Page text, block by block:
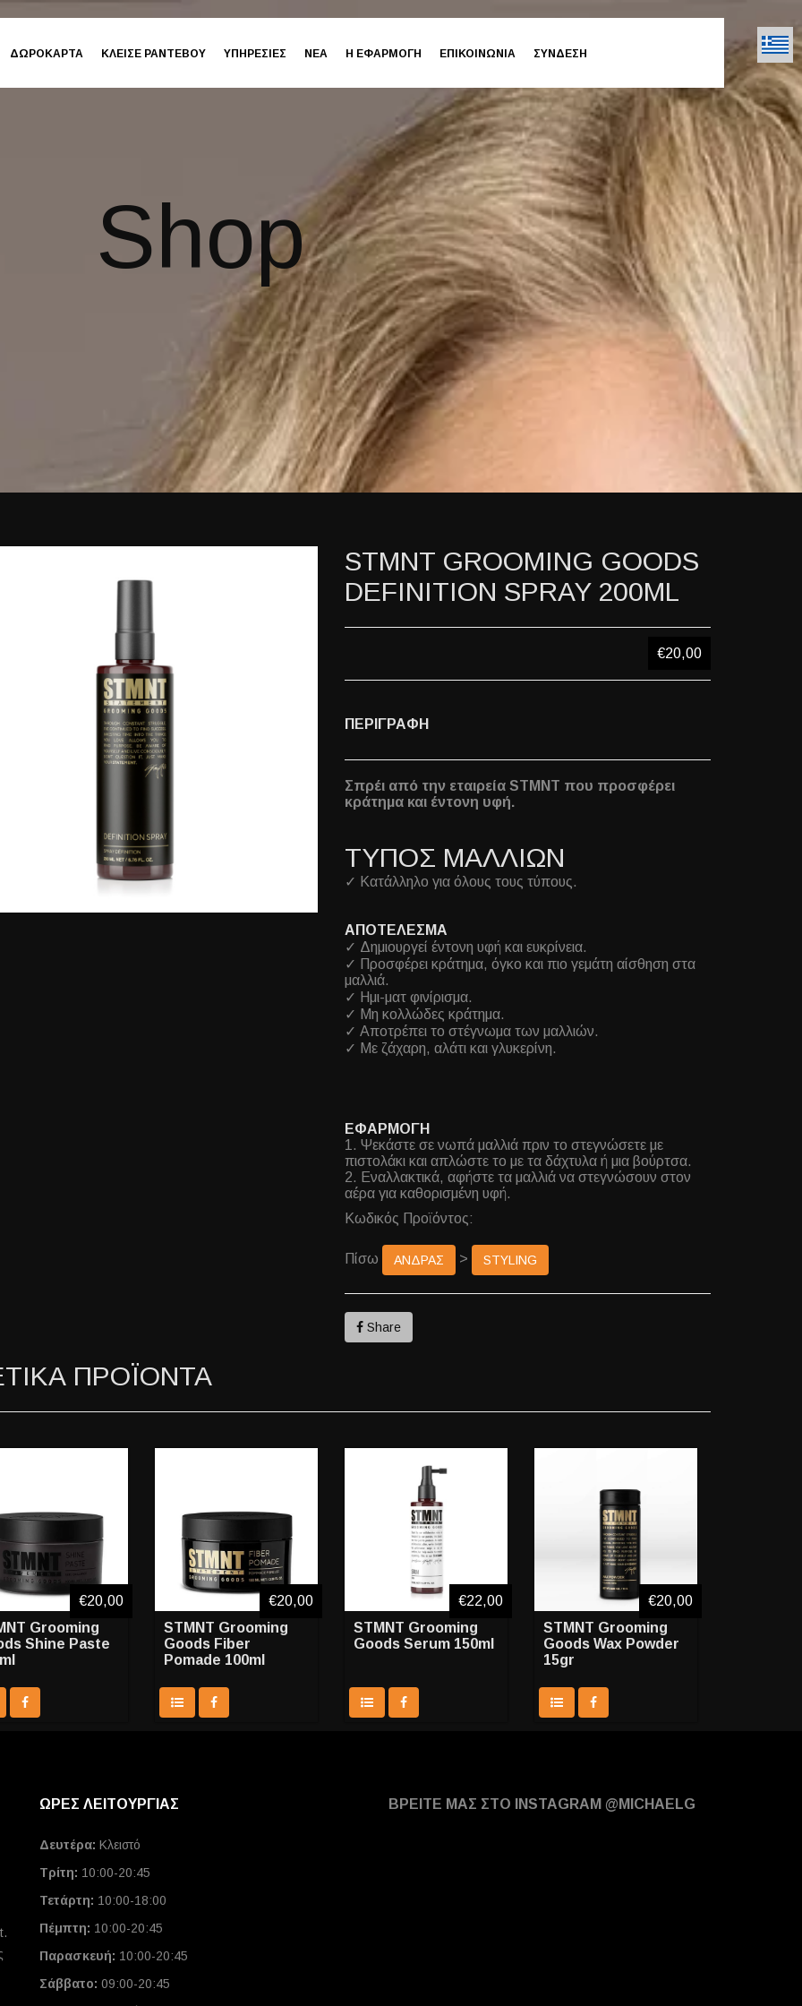
ΔΩΡΟΚΑΡΤΑ ΚΛΕΙΣΕ ΡΑΝΤΕΒΟΥ ΥΠΗΡΕΣΙΕΣ ΝΕΑ Η ΕΦΑΡΜΟΓΗ ΕΠΙΚΟΙΝΩΝΙΑ ΣΥΝΔΕΣΗ
Shop
STMNT GROOMING GOODS
DEFINITION SPRAY 200ML
€20,00
ΠΕΡΙΓΡΑΦΗ
Σπρέι από την εταιρεία STMNT που προσφέρει
κράτημα και έντονη υφή.
ΤΥΠΟΣ ΜΑΛΛΙΩΝ
✓ Κατάλληλο για όλους τους τύπους.
ΑΠΟΤΕΛΕΣΜΑ
✓ Δημιουργεί έντονη υφή και ευκρίνεια.
✓ Προσφέρει κράτημα, όγκο και πιο γεμάτη αίσθηση στα
μαλλιά.
✓ Ημι-ματ φινίρισμα.
✓ Μη κολλώδες κράτημα.
✓ Αποτρέπει το στέγνωμα των μαλλιών.
✓ Με ζάχαρη, αλάτι και γλυκερίνη.
ΕΦΑΡΜΟΓΗ
1. Ψεκάστε σε νωπά μαλλιά πριν το στεγνώσετε με
πιστολάκι και απλώστε το με τα δάχτυλα ή μια βούρτσα.
2. Εναλλακτικά, αφήστε τα μαλλιά να στεγνώσουν στον
αέρα για καθορισμένη υφή.
Κωδικός Προϊόντος:
Πίσω ΑΝΔΡΑΣ > STYLING
Share
ΠΡΟΪΟΝΤΑ
Grooming
Shine Paste
€20,00
STMNT Grooming
Goods Fiber
Pomade 100ml
€20,00
STMNT Grooming
Goods Serum 150ml
€22,00
STMNT Grooming
Goods Wax Powder
15gr
€20,00
ΩΡΕΣ ΛΕΙΤΟΥΡΓΙΑΣ
Δευτέρα: Κλειστό
Τρίτη: 10:00-20:45
Τετάρτη: 10:00-18:00
Πέμπτη: 10:00-20:45
Παρασκευή: 10:00-20:45
Σάββατο: 09:00-20:45
ΒΡΕΙΤΕ ΜΑΣ ΣΤΟ INSTAGRAM @MICHAELG